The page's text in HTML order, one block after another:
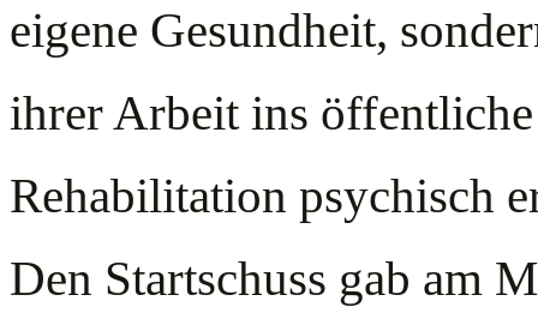
eigene Gesundheit,
ihrer Arbeit ins
Rehabilitation psychisch
Den Startschuss gab am